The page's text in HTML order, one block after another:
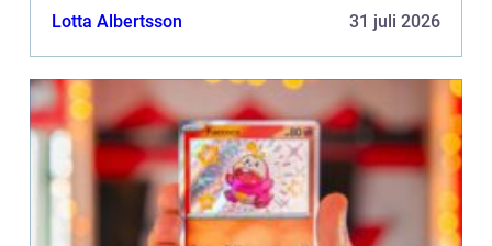
vad som finns i...
Lotta Albertsson 31 juli 2026